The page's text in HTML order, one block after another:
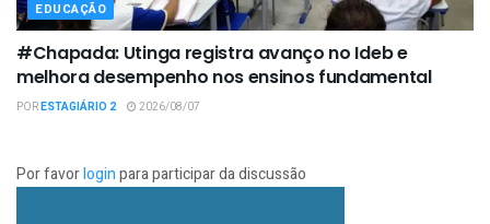
EDUCAÇÃO
#Chapada: Utinga registra avanço no Ideb e
melhora desempenho nos ensinos fundamental
PORESTAGIÁRIO 2 2026/08/07
Por favorloginpara participar da discussão